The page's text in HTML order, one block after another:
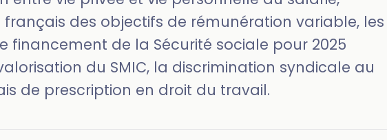
français des objectifs de rémunération variable, les
financement de la Sécurité sociale pour 2025
du SMIC, la discrimination syndicale au
de prescription en droit du travail.